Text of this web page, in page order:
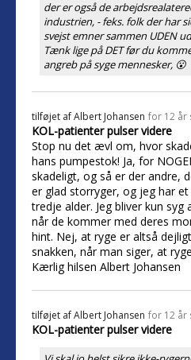
der er også de
industrien, - feks. folk der har
svejst emner sammen UDEN
Tænk lige på DET før du
angreb på syge mennesker, 😮
tilføjet afAlbert Johansen for 12 år
KOL-patienter pulser videre
Stop nu det ævl om, hvor
hans pumpestok! Ja, for
skadeligt, og så er der andre,
er glad storryger, og jeg har
tredje alder. Jeg bliver kun
når de kommer med deres
hint. Nej, at ryge er altså
snakken, når man siger, at
Kærlig hilsen Albert Johansen
tilføjet afAlbert Johansen for 12 år
KOL-patienter pulser videre